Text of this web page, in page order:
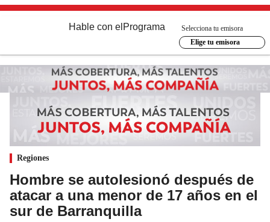
Hable con el Programa
Selecciona tu emisora
Elige tu emisora
Regiones
Hombre se autolesionó después de
atacar a una menor de 17 años en el
sur de Barranquilla